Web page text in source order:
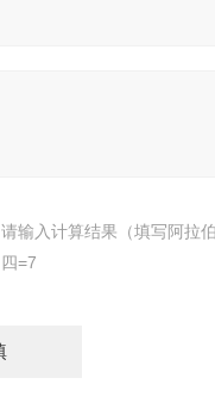
请输入计算结果（填写阿拉
四=7